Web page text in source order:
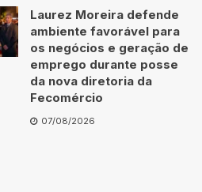
Laurez Moreira defende
ambiente favorável para
os negócios e geração de
emprego durante posse
da nova diretoria da
Fecomércio
07/08/2026